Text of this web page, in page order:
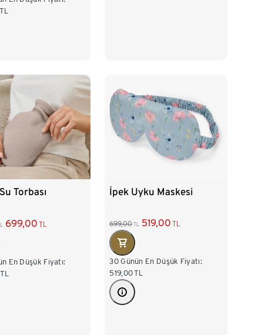
TL
Torbası
699,00 TL
En Düşük Fiyatı:
TL
İpek Uyku Maskesi
699,00 TL 519,00 TL
30 Günün En Düşük Fiyatı:
519,00TL